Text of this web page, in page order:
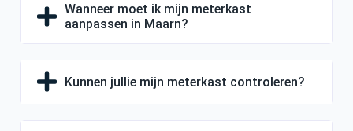
Wanneer moet ik mijn meterkast
aanpassen in Maarn?
Kunnen jullie mijn meterkast controleren?